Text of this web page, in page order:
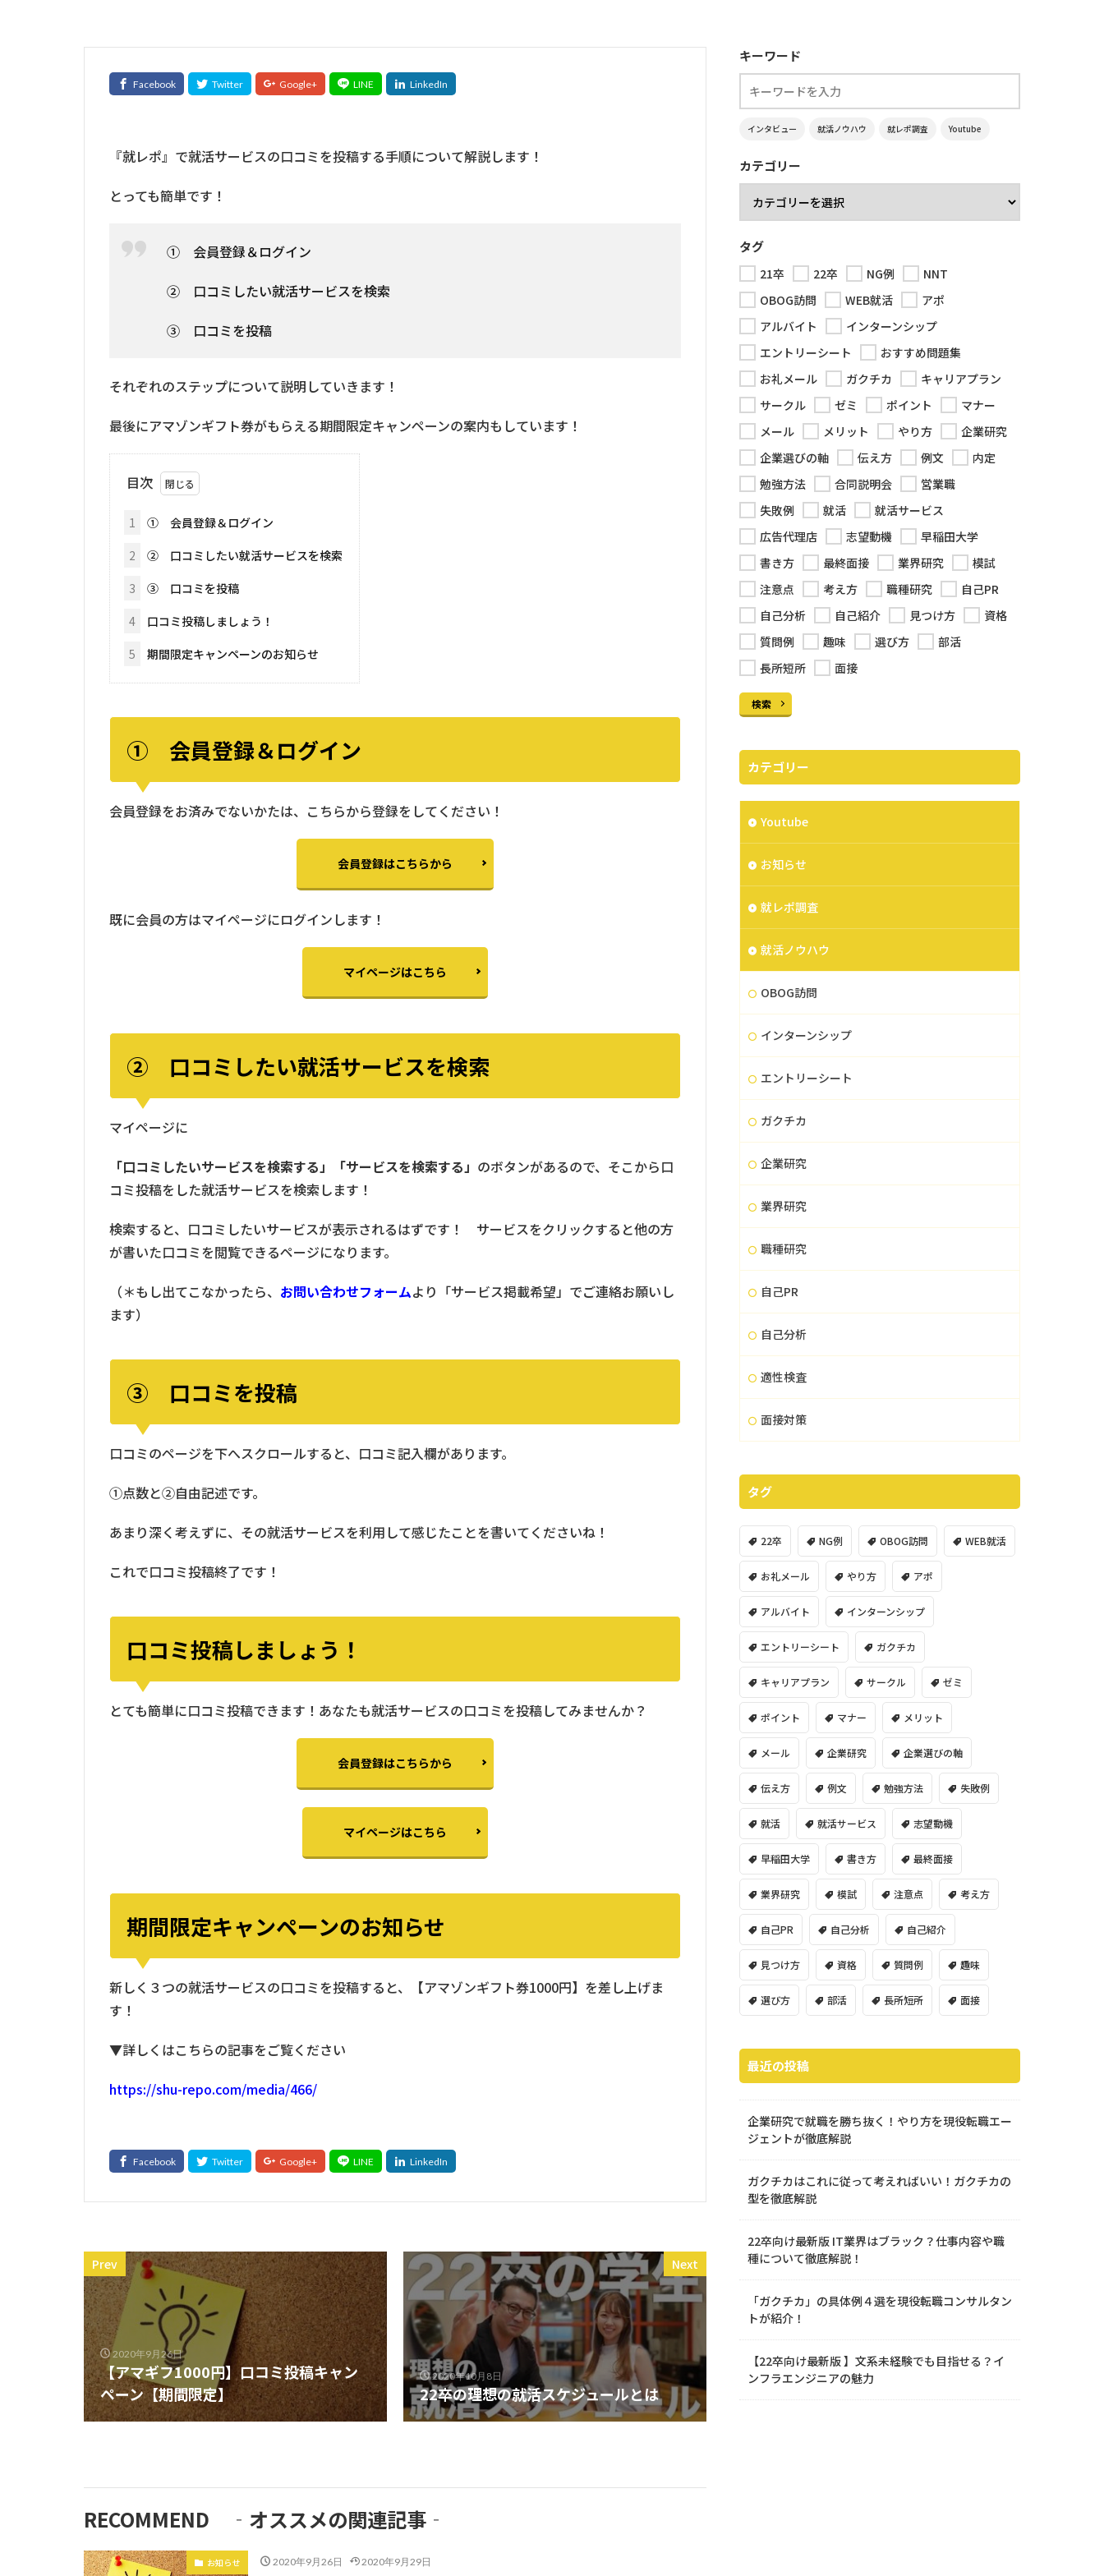
『就レポ』で就活サービスの口コミを投稿する手順について解説します！
とっても簡単です！
① 会員登録＆ログイン
② 口コミしたい就活サービスを検索
③ 口コミを投稿
それぞれのステップについて説明していきます！
最後にアマゾンギフト券がもらえる期間限定キャンペーンの案内もしています！
目次
1
① 会員登録＆ログイン
2
② 口コミしたい就活サービスを検索
3
③ 口コミを投稿
4
口コミ投稿しましょう！
5
期間限定キャンペーンのお知らせ
① 会員登録＆ログイン
会員登録をお済みでないかたは、こちらから登録をしてください！
会員登録はこちらから
既に会員の方はマイページにログインします！
マイページはこちら
② 口コミしたい就活サービスを検索
マイページに
「口コミしたいサービスを検索する」「サービスを検索する」 のボタンがあるので、そこから口
コミ投稿をした就活サービスを検索します！
検索すると、口コミしたいサービスが表示されるはずです！ サービスをクリックすると他の方
が書いた口コミを閲覧できるページになります。
（＊もし出てこなかったら、 お問い合わせフォームより「サービス掲載希望」でご連絡お願いし
ます）
③ 口コミを投稿
口コミのページを下へスクロールすると、口コミ記入欄があります。
①点数と②自由記述です。
あまり深く考えずに、その就活サービスを利用して感じたことを書いてくださいね！
これで口コミ投稿終了です！
口コミ投稿しましょう！
とても簡単に口コミ投稿できます！あなたも就活サービスの口コミを投稿してみませんか？
会員登録はこちらから
マイページはこちら
期間限定キャンペーンのお知らせ
新しく３つの就活サービスの口コミを投稿すると、【アマゾンギフト券1000円】を差し上げま
す！
▼詳しくはこちらの記事をご覧ください
https://shu-repo.com/media/466/
Prev
2020年9月26日
【アマギフ1000円】口コミ投稿キャン
ペーン【期間限定】
Next
2020年10月8日
22卒の理想の就活スケジュールとは
RECOMMEND ‐オススメの関連記事‐
お知らせ 2020年9月26日 2020年9月29日
キーワード
インタビュー 就活ノウハウ 就レポ調査 Youtube
カテゴリー
タグ
21卒 22卒 NG例
NNT
OBOG訪問
WEB就活
アポ
アルバイト
インターンシップ
エントリーシート
おすすめ問題集
お礼メール
ガクチカ
キャリアプラン
サークル
ゼミ ポイント
マナー
メール
メリット やり方
企業研究
企業選びの軸
伝え方 例文
内定
勉強方法
合同説明会
営業職
失敗例
就活
就活サービス
広告代理店
志望動機
早稲田大学
書き方
最終面接 業界研究
模試
注意点
考え方 職種研究
自己PR
自己分析
自己紹介 見つけ方
資格
質問例
趣味 選び方
部活
長所短所
面接
検索
カテゴリー
Youtube
お知らせ
就レポ調査
就活ノウハウ
OBOG訪問
インターンシップ
エントリーシート
ガクチカ
企業研究
業界研究
職種研究
自己PR
自己分析
適性検査
面接対策
タグ
22卒 NG例 OBOG訪問 WEB就活
お礼メール やり方 アポ
アルバイト インターンシップ
エントリーシート ガクチカ
キャリアプラン サークル ゼミ
ポイント マナー メリット
メール 企業研究 企業選びの軸
伝え方 例文 勉強方法 失敗例
就活 就活サービス 志望動機
早稲田大学 書き方 最終面接
業界研究 模試 注意点 考え方
自己PR 自己分析 自己紹介
見つけ方 資格 質問例 趣味
選び方 部活 長所短所 面接
最近の投稿
企業研究で就職を勝ち抜く！やり方を現役転職エー
ジェントが徹底解説
ガクチカはこれに従って考えればいい！ガクチカの
型を徹底解説
22卒向け最新版 IT業界はブラック？仕事内容や職
種について徹底解説！
「ガクチカ」の具体例４選を現役転職コンサルタン
トが紹介！
【22卒向け最新版 】文系未経験でも目指せる？イ
ンフラエンジニアの魅力